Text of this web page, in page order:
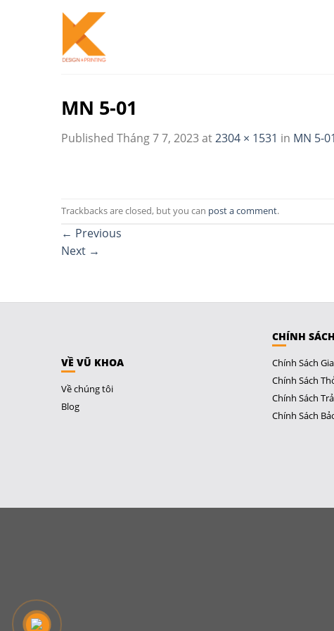
MN 5-01
Published Tháng 7 7, 2023at2304 × 1531 in MN 5-01
Trackbacks are closed, but you can post a comment.
← Previous
Next →
VỀ VŨ KHOA
Về chúng tôi
Blog
CHÍNH
Chính Sách
Chính Sách
Chính Sách
Chính Sách